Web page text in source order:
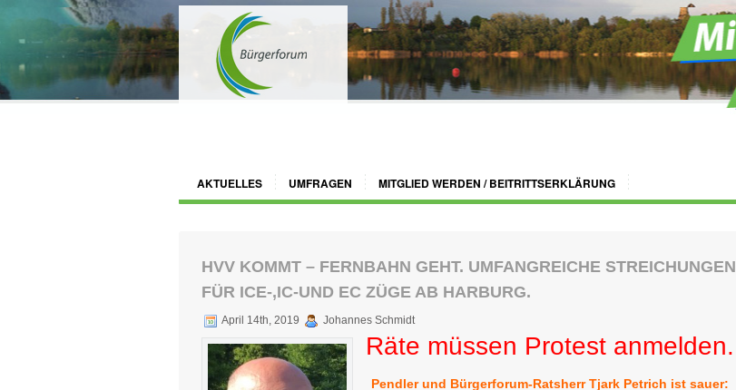
AKTUELLES UMFRAGEN MITGLIED WERDEN / BEITRITTSERKLÄRUNG
HVV KOMMT – FERNBAHN GEHT. UMFANGREICHE STREICHUNGEN
FÜR ICE-,IC-UND EC ZÜGE AB HARBURG.
April 14th, 2019 Johannes Schmidt
Räte müssen Protest anmelden.
Pendler und Bürgerforum-Ratsherr Tjark Petrich ist sauer: